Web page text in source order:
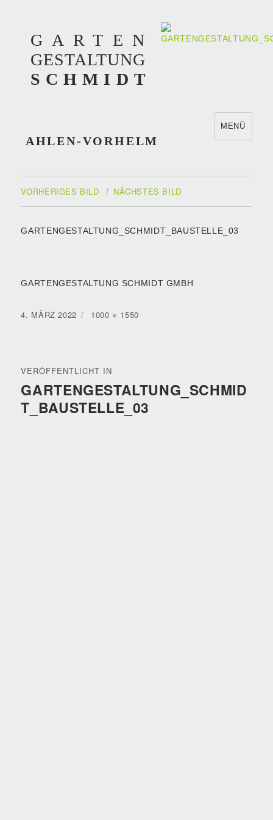
GARTEN
GESTALTUNG
SCHMIDT
AHLEN-VORHELM
MENÜ
VORHERIGES BILD NÄCHSTES BILD
GARTENGESTALTUNG_SCHMIDT_BAUSTELLE_03
GARTENGESTALTUNG SCHMIDT GMBH
VERÖFFENTLICHT
4. MÄRZ 2022
VOLLE
1000 × 1550
VERÖFFENTLICHT IN
GARTENGESTALTUNG_SCHMID
T_BAUSTELLE_03